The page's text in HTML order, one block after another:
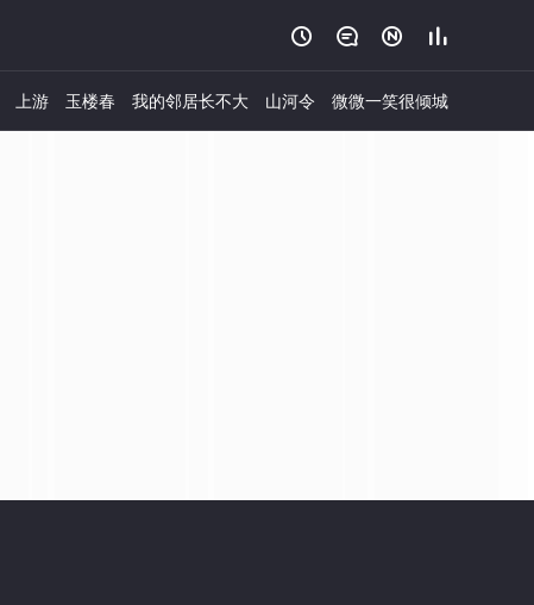
   
上游 玉楼春 我的邻居长不大 山河令 微微一笑很倾城